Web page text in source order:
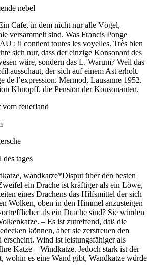
nebel
Cafe, in dem nicht nur alle Vögel,
versammelt sind. Was Francis Ponge
: il contient toutes les voyelles. Très bien
sich nur, dass der einzige Konsonant des
wäre, sondern das L. Warum? Weil das
ausschaut, der sich auf einem Ast erholt.
de l’expression. Mermod, Lausanne 1952.
Khnopff, die Pension der Konsonanten.
vom feuerland
tages
wandkatze*Disput über den besten
ein Drache ist kräftiger als ein Löwe,
eines Drachens das Hilfsmittel der sich
Wolken, oben in den Himmel anzusteigen
als ein Drache sind? Sie würden
– Es ist zutreffend, daß die
können, aber sie zerstreuen den
Wind ist leistungsfähiger als
Katze – Windkatze. Jedoch stark ist der
wohin es eine Wand gibt, Wandkatze würde